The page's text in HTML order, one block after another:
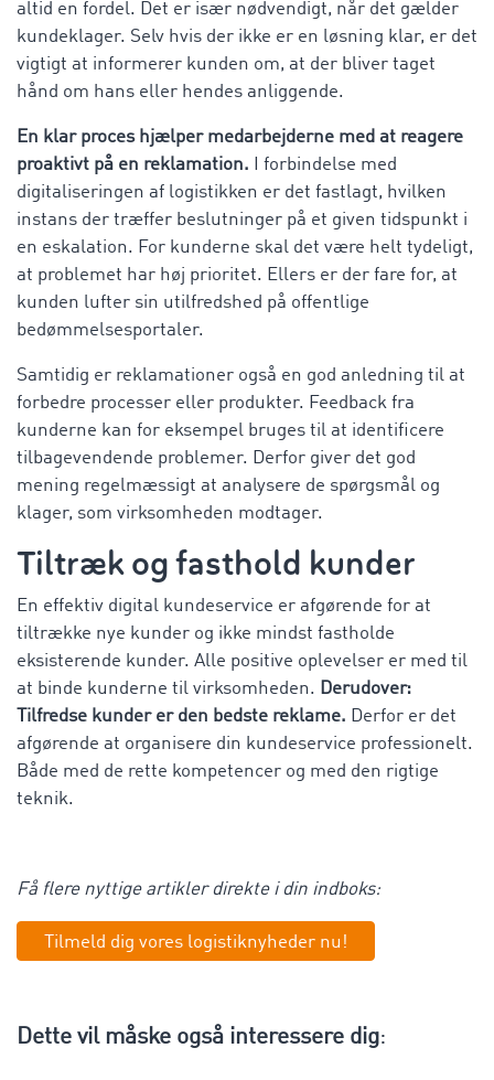
altid en fordel. Det er især nødvendigt, når det gælder
kundeklager. Selv hvis der ikke er en løsning klar, er det
vigtigt at informerer kunden om, at der bliver taget
hånd om hans eller hendes anliggende.
En klar proces hjælper medarbejderne med at reagere
proaktivt på en reklamation. I forbindelse med
digitaliseringen af logistikken er det fastlagt, hvilken
instans der træffer beslutninger på et given tidspunkt i
en eskalation. For kunderne skal det være helt tydeligt,
at problemet har høj prioritet. Ellers er der fare for, at
kunden lufter sin utilfredshed på offentlige
bedømmelsesportaler.
Samtidig er reklamationer også en god anledning til at
forbedre processer eller produkter. Feedback fra
kunderne kan for eksempel bruges til at identificere
tilbagevendende problemer. Derfor giver det god
mening regelmæssigt at analysere de spørgsmål og
klager, som virksomheden modtager.
Tiltræk og fasthold kunder
En effektiv digital kundeservice er afgørende for at
tiltrække nye kunder og ikke mindst fastholde
eksisterende kunder. Alle positive oplevelser er med til
at binde kunderne til virksomheden. Derudover:
Tilfredse kunder er den bedste reklame. Derfor er det
afgørende at organisere din kundeservice professionelt.
Både med de rette kompetencer og med den rigtige
teknik.
Få flere nyttige artikler direkte i din indboks:
Tilmeld dig vores logistiknyheder nu!
Dette vil måske også interessere dig: